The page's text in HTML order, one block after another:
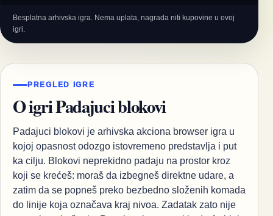
Besplatna arhivska igra. Nema uplata, nagrada niti kupovine u ovoj
igri.
PREGLED IGRE
O igri Padajuci blokovi
Padajuci blokovi je arhivska akciona browser igra u
kojoj opasnost odozgo istovremeno predstavlja i put
ka cilju. Blokovi neprekidno padaju na prostor kroz
koji se krećeš: moraš da izbegneš direktne udare, a
zatim da se popneš preko bezbedno složenih komada
do linije koja označava kraj nivoa. Zadatak zato nije